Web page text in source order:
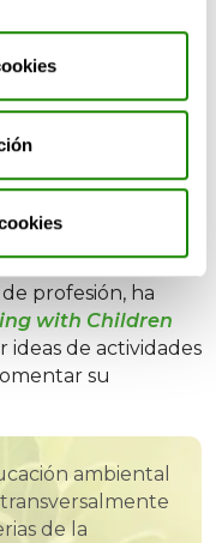
educativos. En
pueden llevar a
forma activa,
aprender de otros
parte activa de la
huertos
De hecho,
profesión, ha
with Children
ideas de actividades
su
ambiental
de la